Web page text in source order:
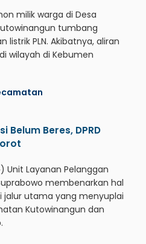
milik warga di Desa
tumbang
PLN. Akibatnya, aliran
wilayah di Kebumen
Belum Beres, DPRD
Unit Layanan Pelanggan
membenarkan hal
jalur utama yang menyuplai
Kutowinangun dan